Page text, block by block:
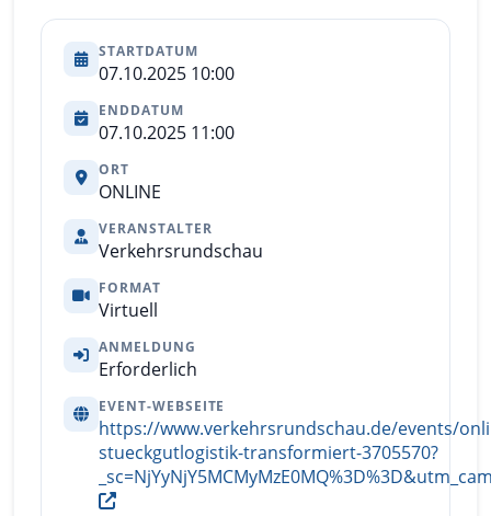
STARTDATUM
07.10.2025 10:00
ENDDATUM
07.10.2025 11:00
ORT
ONLINE
VERANSTALTER
Verkehrsrundschau
FORMAT
Virtuell
ANMELDUNG
Erforderlich
EVENT-WEBSEITE
https://www.verkehrsrundschau.de/events/
stueckgutlogistik-transformiert-3705570?